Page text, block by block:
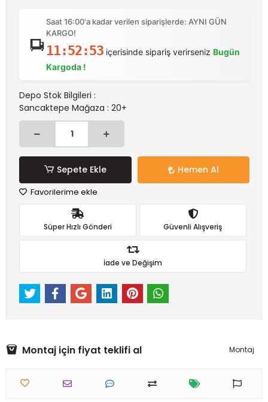
Saat 16:00'a kadar verilen siparişlerde: AYNI GÜN
KARGO!
11:52:53içerisinde sipariş verirseniz Bugün
Kargoda !
Depo Stok Bilgileri :
Sancaktepe Mağaza : 20+
Sepete Ekle Hemen Al
Favorilerime ekle
Süper Hızlı Gönderi Güvenli Alışveriş
İade ve Değişim
Montaj için fiyat teklifi al Montaj